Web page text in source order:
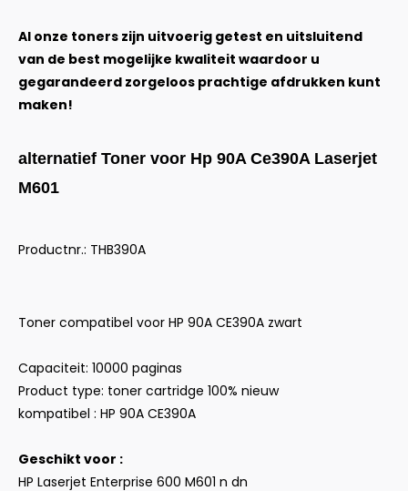
Al onze toners zijn uitvoerig getest en uitsluitend
van de best mogelijke kwaliteit waardoor u
gegarandeerd zorgeloos prachtige afdrukken kunt
maken!
alternatief Toner voor Hp 90A Ce390A Laserjet
M601
Productnr.: THB390A
Toner compatibel voor HP 90A CE390A zwart
Capaciteit: 10000 paginas
Product type: toner cartridge 100% nieuw
kompatibel : HP 90A CE390A
Geschikt voor :
HP Laserjet Enterprise 600 M601 n dn